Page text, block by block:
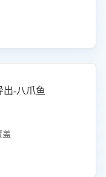
出-八爪鱼
盖